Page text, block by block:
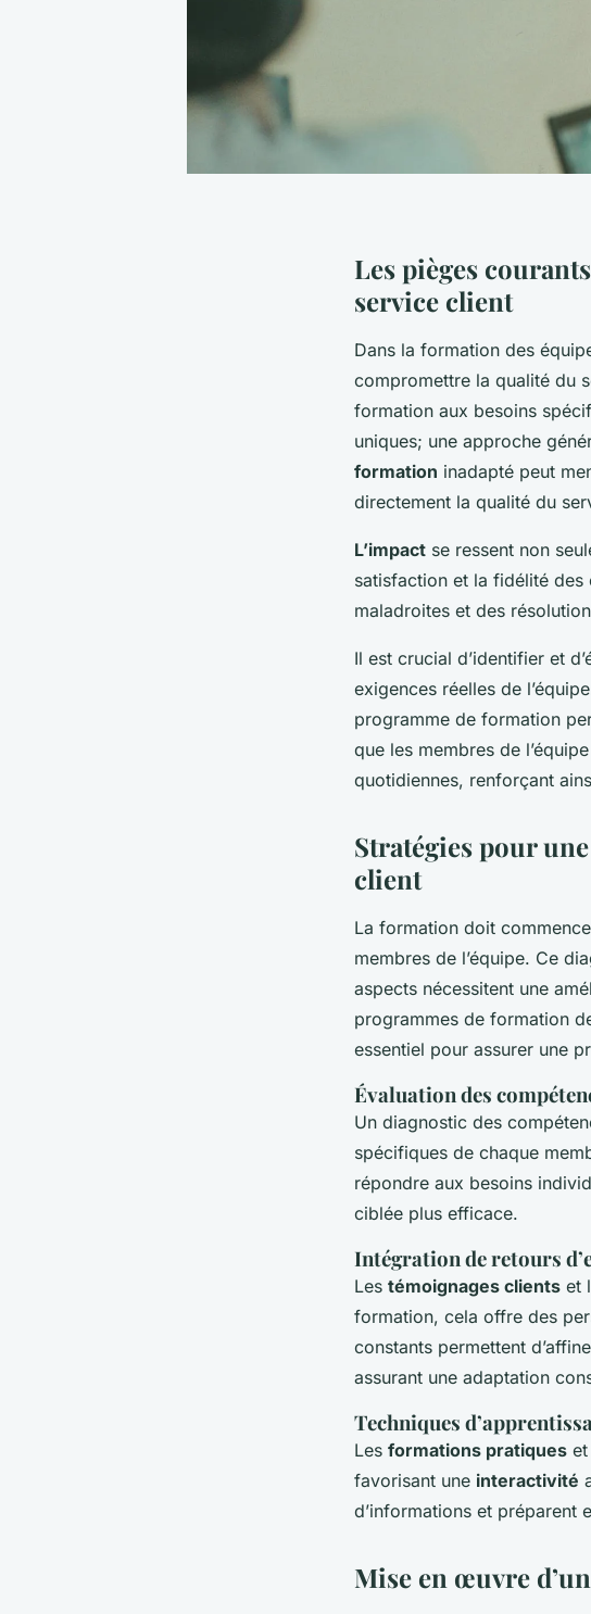
Les pièges
service client
Dans la formation des
compromettre la qualité du
formation aux besoins
uniques; une approche
formation inadapté peut
directement la qualité du
L’impact se ressent non
satisfaction et la fidélité des
maladroites et des
Il est crucial d’identifier et
exigences réelles de
programme de formation
que les membres de
quotidiennes, renforçant
Stratégies pour
client
La formation doit
membres de l’équipe. Ce
aspects nécessitent une
programmes de formation
essentiel pour assurer une
Évaluation des
Un diagnostic des
spécifiques de chaque
répondre aux besoins
ciblée plus efficace.
Intégration de retours
Les témoignages clients et
formation, cela offre des
constants permettent
assurant une adaptation
Techniques
Les formations pratiques
favorisant une interactivité
d’informations et préparent
Mise en œuvre